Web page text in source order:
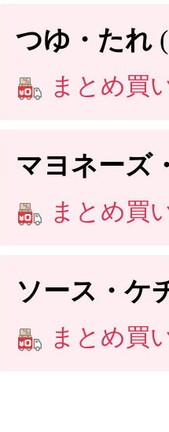
つゆ・たれ
まとめ買
マヨネーズ
まとめ買
ソース・ケ
まとめ買